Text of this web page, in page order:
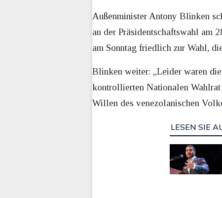
Außenminister Antony Blinken
an der Präsidentschaftswahl am
am Sonntag friedlich zur Wahl,
Blinken weiter: „Leider waren
kontrollierten Nationalen
Willen des venezolanischen
LESEN SIE